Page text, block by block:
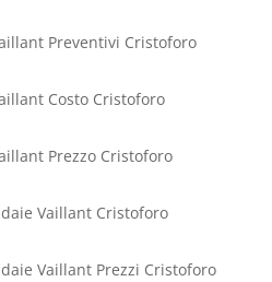
Preventivi Cristoforo
Costo Cristoforo
Prezzo Cristoforo
Vaillant Cristoforo
Vaillant Prezzi Cristoforo